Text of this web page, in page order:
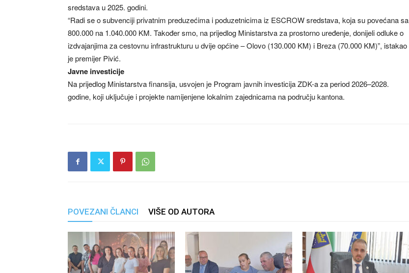
sredstava u 2025. godini.
“Radi se o subvenciji privatnim preduzećima i poduzetnicima iz ESCROW sredstava, koja su povećana sa
800.000 na 1.040.000 KM. Također smo, na prijedlog Ministarstva za prostorno uređenje, donijeli odluke o
izdvajanjima za cestovnu infrastrukturu u dvije općine – Olovo (130.000 KM) i Breza (70.000 KM)”, istakao
je premijer Pivić.
Javne investicije
Na prijedlog Ministarstva finansija, usvojen je Program javnih investicija ZDK-a za period 2026–2028.
godine, koji uključuje i projekte namijenjene lokalnim zajednicama na području kantona.
POVEZANI ČLANCI VIŠE OD AUTORA